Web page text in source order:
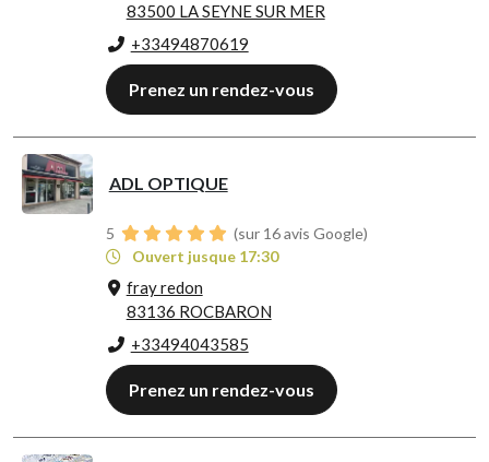
83500 LA SEYNE SUR MER
+33494870619
Prenez un rendez-vous
ADL OPTIQUE
5
(sur 16 avis Google)
Ouvert jusque 17:30
fray redon
83136 ROCBARON
+33494043585
Prenez un rendez-vous